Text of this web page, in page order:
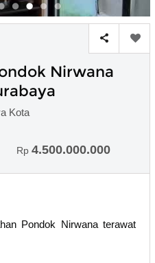
Nirwana
Kota
Rp 4.500.000.000
Pondok Nirwana terawat